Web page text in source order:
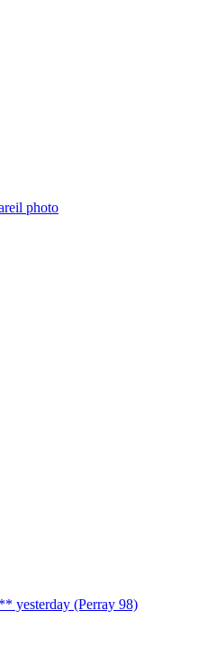
photo
yesterday (Perray 98)